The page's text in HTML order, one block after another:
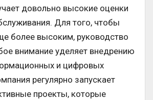
довольно высокие оценки
Для того, чтобы
более высоким, руководство
внимание уделяет внедрению
и цифровых
регулярно запускает
проекты, которые